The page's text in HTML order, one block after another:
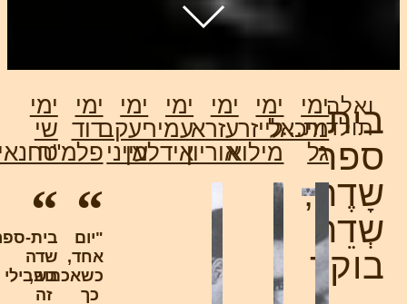
ואלה
תולדות...
ימי
מיכאל
גל
ימי
לייזר
מילוא
ימי
עזרא
אוריון
ימי
עמיר
אידלמן
ימי
יעקב
עייני
ימי
דוד
פלמ"ח
"יום
אחד,
כשאכתוב,
ימי
שי
טחנאי
בית-ספר
שדה
בשבילי